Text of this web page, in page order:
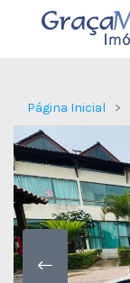
Página Inicial